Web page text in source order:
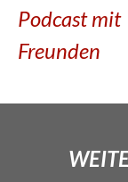
Podcast mit
Freunden